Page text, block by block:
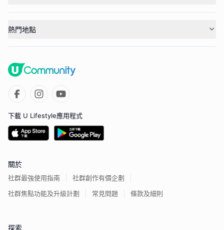
熱門地點
下載 U Lifestyle應用程式
關於
社群最強使用指南
社群創作有價企劃
社群焦點功能及升級計劃
常見問題 條款及細則
探索